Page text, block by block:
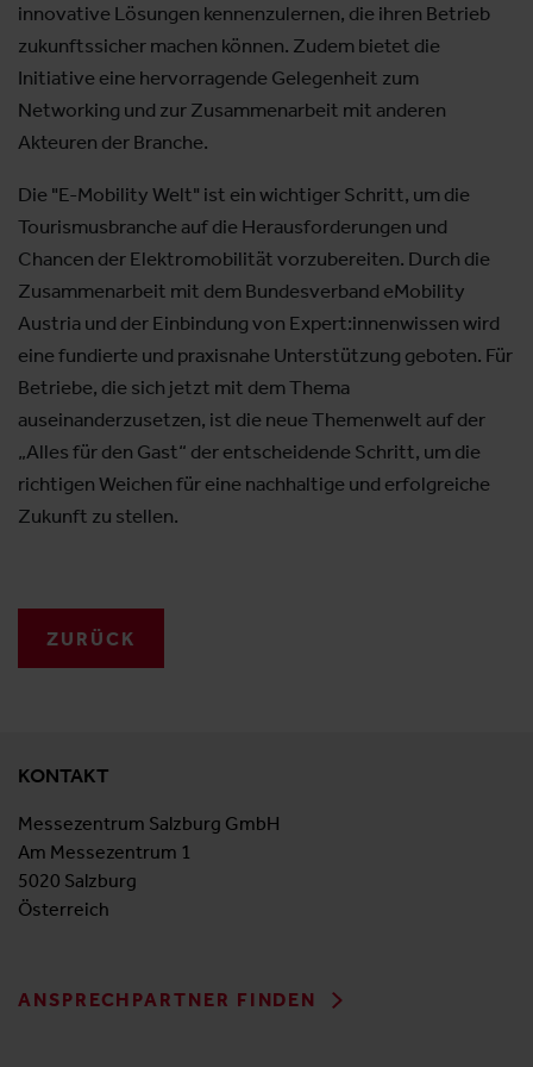
innovative Lösungen kennenzulernen, die ihren Betrieb
zukunftssicher machen können. Zudem bietet die
Initiative eine hervorragende Gelegenheit zum
Networking und zur Zusammenarbeit mit anderen
Akteuren der Branche.
Die "E-Mobility Welt" ist ein wichtiger Schritt, um die
Tourismusbranche auf die Herausforderungen und
Chancen der Elektromobilität vorzubereiten. Durch die
Zusammenarbeit mit dem Bundesverband eMobility
Austria und der Einbindung von Expert:innenwissen wird
eine fundierte und praxisnahe Unterstützung geboten. Für
Betriebe, die sich jetzt mit dem Thema
auseinanderzusetzen, ist die neue Themenwelt auf der
„Alles für den Gast“ der entscheidende Schritt, um die
richtigen Weichen für eine nachhaltige und erfolgreiche
Zukunft zu stellen.
ZURÜCK
KONTAKT
Messezentrum Salzburg GmbH
Am Messezentrum 1
5020 Salzburg
Österreich
ANSPRECHPARTNER FINDEN